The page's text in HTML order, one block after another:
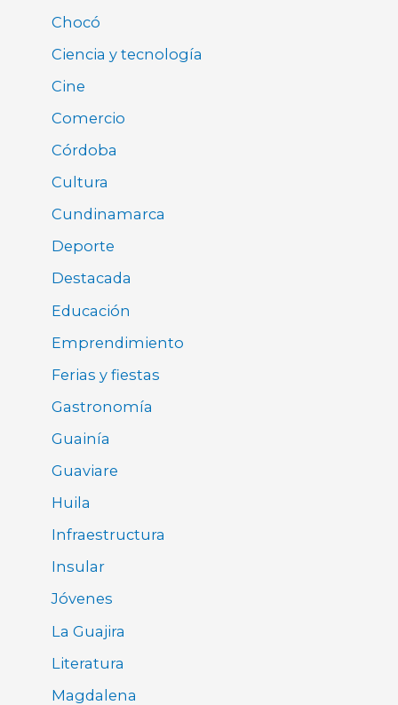
Chocó
Ciencia y tecnología
Cine
Comercio
Córdoba
Cultura
Cundinamarca
Deporte
Destacada
Educación
Emprendimiento
Ferias y fiestas
Gastronomía
Guainía
Guaviare
Huila
Infraestructura
Insular
Jóvenes
La Guajira
Literatura
Magdalena